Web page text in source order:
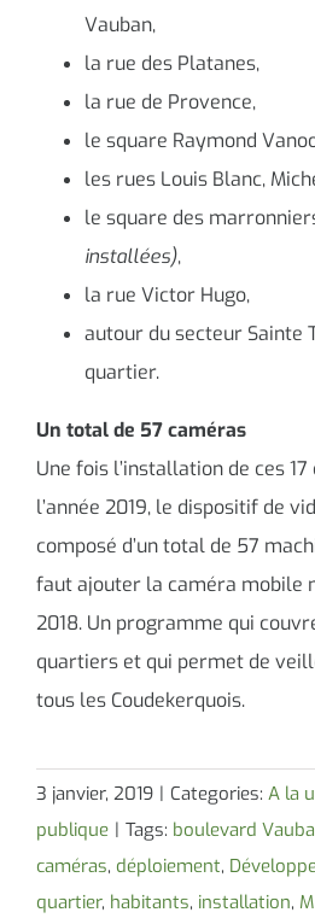
Vauban,
la rue des Platanes,
la rue de Provence,
le square Raymond
les rues Louis Blanc,
le square des
installées),
la rue Victor Hugo,
autour du secteur Sainte
quartier.
Un total de 57 caméras
Une fois l’installation de ces
l’année 2019, le dispositif de
composé d’un total de 57
faut ajouter la caméra mobile
2018. Un programme qui
quartiers et qui permet de
tous les Coudekerquois.
3 janvier, 2019 | Categories: A la
publique | Tags: boulevard
caméras, déploiement,
quartier, habitants, installation,